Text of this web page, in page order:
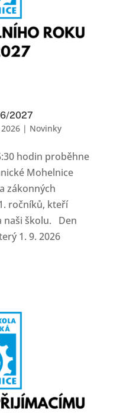
2027
| Novinky
hodin proběhne
Mohelnice
zákonných
ročníků, kteří
naši školu. Den
1. 9. 2026